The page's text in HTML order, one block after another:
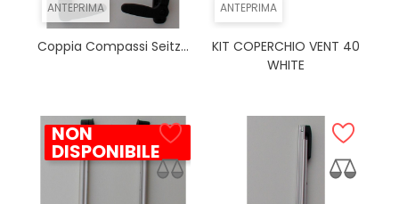
ANTEPRIMA
Coppia Compassi Seitz...
ANTEPRIMA
KIT COPERCHIO VENT 40
WHITE
NON
DISPONIBILE